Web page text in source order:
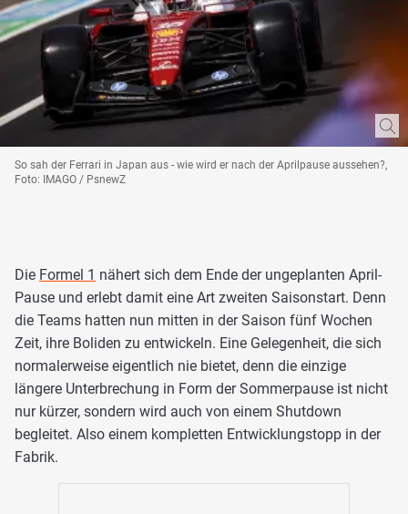
So sah der Ferrari in Japan aus - wie wird er nach der Aprilpause aussehen?,
Foto: IMAGO / PsnewZ
Die Formel 1 nähert sich dem Ende der ungeplanten April-
Pause und erlebt damit eine Art zweiten Saisonstart. Denn
die Teams hatten nun mitten in der Saison fünf Wochen
Zeit, ihre Boliden zu entwickeln. Eine Gelegenheit, die sich
normalerweise eigentlich nie bietet, denn die einzige
längere Unterbrechung in Form der Sommerpause ist nicht
nur kürzer, sondern wird auch von einem Shutdown
begleitet. Also einem kompletten Entwicklungstopp in der
Fabrik.